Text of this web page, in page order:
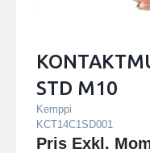
STD M10
Kemppi
KCT14C1SD001
Pris Exkl.